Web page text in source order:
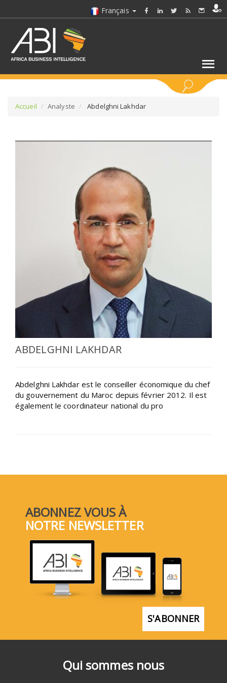
Français
SELECTIONNEZ UNE SECTION
SÉLECTIONNEZ UNE CATÉGORIE
SÉLECTIONNEZ UN/DES PAYS
Accueil Analyste Abdelghni Lakhdar
ABDELGHNI LAKHDAR
Abdelghni Lakhdar est le conseiller économique du chef
du gouvernement du Maroc depuis février 2012. Il est
également le coordinateur national du pro
Qui sommes nous
ABONNEZ VOUS À
NOTRE NEWSLETTER
S'ABONNER